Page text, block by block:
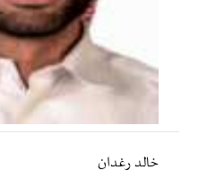
خالد رغدان